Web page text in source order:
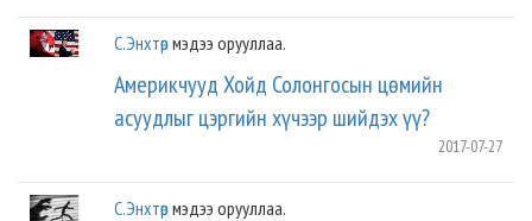
C.Энхтөрмэдээ орууллаа.
Америкчууд Хойд Солонгосын цөмийн
асуудлыг цэргийн хүчээр шийдэх үү?
2017-07-27
C.Энхтөрмэдээ орууллаа.